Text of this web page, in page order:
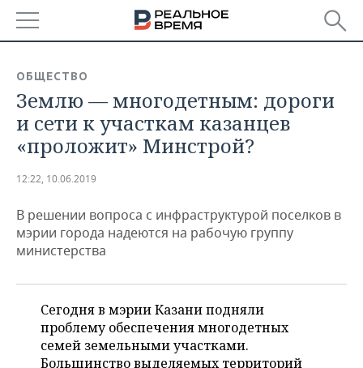
БАШКОРТОСТАН
ТАТАРСТАН
НОВОСТИ
АНАЛИТИКА
ДЕКЛАРАЦИИ О ДОХОДАХ
КОРОЛИ ГОСЗАКАЗА ПФО
ВУЗЫ ТАТАРСТАНА
КОМУ ПРИНАДЛЕЖАТ
ТОРГОВЫЕ ЦЕНТРЫ
ТАТАРСТАНА
НОВОСТИ ЭКОНОМИКИ
ФИНАНСЫ
БАНКИ
БЮДЖЕТ
ИНВЕСТИЦИИ
ПРОМЫШЛЕННОСТЬ
НОВОСТИ
ПРОМЫШЛЕННОСТИ
МАШИНОСТРОЕНИЕ
НЕДВИЖИМОСТЬ
НОВОСТИ НЕДВИЖИМОСТИ
АВТО
НОВОСТИ АВТО
БИЗНЕС
НОВОСТИ БИЗНЕСА
ТЕХНОЛОГИИ
ОБЩЕСТВО
Землю — многодетным: дороги
и сети к участкам казанцев
«проложит» Минстрой?
12:22, 10.06.2019
В решении вопроса с инфраструктурой поселков в
мэрии города надеются на рабочую группу
министерства
Сегодня в мэрии Казани подняли
проблему обеспечения многодетных
семей земельными участками.
Большинство выделяемых территорий